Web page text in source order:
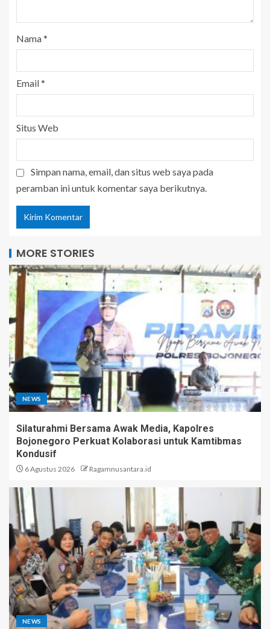
Nama*
Email*
Situs Web
Simpan nama, email, dan situs web saya pada
peramban ini untuk komentar saya berikutnya.
MORE STORIES
NEWS
Silaturahmi Bersama Awak Media, Kapolres
Bojonegoro Perkuat Kolaborasi untuk Kamtibmas
Kondusif
6 Agustus 2026 Ragamnusantara.id
NEWS